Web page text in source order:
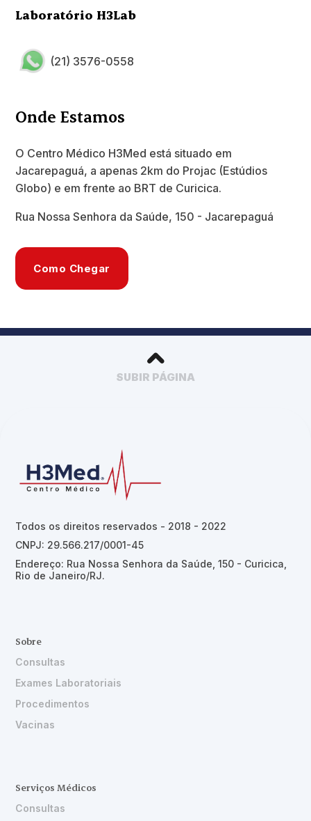
Laboratório H3Lab
(21) 3576-0558
Onde Estamos
O Centro Médico H3Med está situado em
Jacarepaguá, a apenas 2km do Projac (Estúdios
Globo) e em frente ao BRT de Curicica.
Rua Nossa Senhora da Saúde, 150 - Jacarepaguá
Como Chegar
SUBIR PÁGINA
Todos os direitos reservados - 2018 - 2022
CNPJ: 29.566.217/0001-45
Endereço: Rua Nossa Senhora da Saúde, 150 - Curicica,
Rio de Janeiro/RJ.
Sobre
Consultas
Exames Laboratoriais
Procedimentos
Vacinas
Serviços Médicos
Consultas